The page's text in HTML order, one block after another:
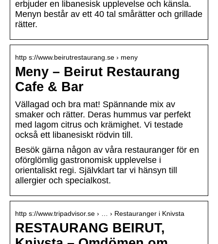
erbjuder en libanesisk upplevelse och känsla.
Menyn består av ett 40 tal smårätter och grillade
rätter.
http s://www.beirutrestaurang.se › meny
Meny – Beirut Restaurang
Cafe & Bar
Vällagad och bra mat! Spännande mix av
smaker och rätter. Deras hummus var perfekt
med lagom citrus och krämighet. Vi testade
också ett libanesiskt rödvin till.
Besök gärna någon av våra restauranger för en
oförglömlig gastronomisk upplevelse i
orientaliskt regi. Självklart tar vi hänsyn till
allergier och specialkost.
http s://www.tripadvisor.se › … › Restauranger i Knivsta
RESTAURANG BEIRUT,